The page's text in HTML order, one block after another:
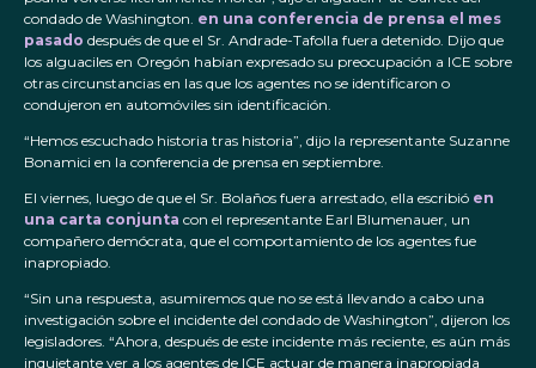
condado de Washington. en una conferencia de prensa el mes
pasado después de que el Sr. Andrade-Tafolla fuera detenido. Dijo que
los alguaciles en Oregón habían expresado su preocupación a ICE sobre
otras circunstancias en las que los agentes no se identificaron o
condujeron en automóviles sin identificación.
“Hemos escuchado historia tras historia”, dijo la representante Suzanne
Bonamici en la conferencia de prensa en septiembre.
El viernes, luego de que el Sr. Bolaños fuera arrestado, ella escribió en
una carta conjunta con el representante Earl Blumenauer, un
compañero demócrata, que el comportamiento de los agentes fue
inapropiado.
“Sin una respuesta, asumiremos que no se está llevando a cabo una
investigación sobre el incidente del condado de Washington”, dijeron los
legisladores. “Ahora, después de este incidente más reciente, es aún más
inquietante ver a los agentes de ICE actuar de manera inapropiada